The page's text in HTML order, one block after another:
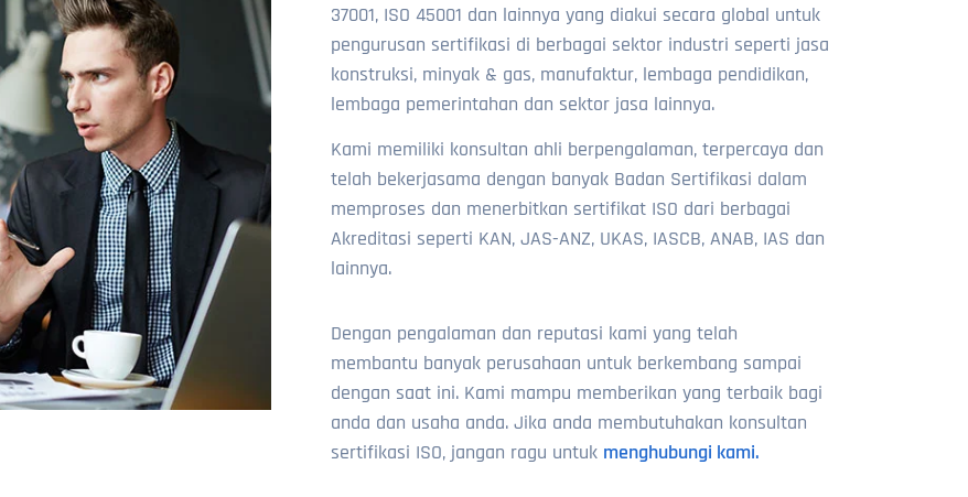
37001, ISO 45001 dan lainnya yang diakui secara global untuk
pengurusan sertifikasi di berbagai sektor industri seperti jasa
konstruksi, minyak & gas, manufaktur, lembaga pendidikan,
lembaga pemerintahan dan sektor jasa lainnya.
Kami memiliki konsultan ahli berpengalaman, terpercaya dan
telah bekerjasama dengan banyak Badan Sertifikasi dalam
memproses dan menerbitkan sertifikat ISO dari berbagai
Akreditasi seperti KAN, JAS-ANZ, UKAS, IASCB, ANAB, IAS dan
lainnya.
Dengan pengalaman dan reputasi kami yang telah
membantu banyak perusahaan untuk berkembang sampai
dengan saat ini. Kami mampu memberikan yang terbaik bagi
anda dan usaha anda. Jika anda membutuhakan konsultan
sertifikasi ISO, jangan ragu untuk menghubungi kami.